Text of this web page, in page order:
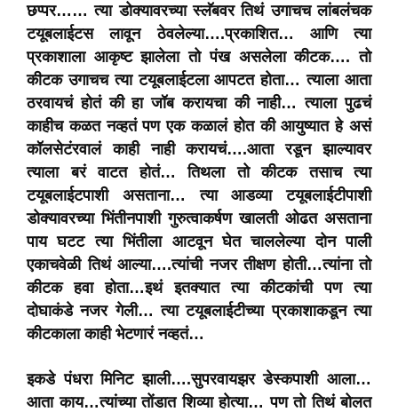
छप्पर…… त्या डोक्यावरच्या स्लॅबवर तिथं उगाचच लांबलंचक
टयूबलाईटस लावून ठेवलेल्या….प्रकाशित… आणि त्या
प्रकाशाला आकृष्ट झालेला तो पंख असलेला कीटक…. तो
कीटक उगाचच त्या टयूबलाईटला आपटत होता… त्याला आता
ठरवायचं होतं की हा जॉब करायचा की नाही… त्याला पुढचं
काहीच कळत नव्हतं पण एक कळालं होत की आयुष्यात हे असं
कॉलसेटंरवालं काही नाही करायचं….आता रडून झाल्यावर
त्याला बरं वाटत होतं… तिथला तो कीटक तसाच त्या
टयूबलाईटपाशी असताना… त्या आडव्या टयूबलाईटीपाशी
डोक्यावरच्या भिंतीनपाशी गुरुत्वाकर्षण खालती ओढत असताना
पाय घटट त्या भिंतीला आटवून घेत चाललेल्या दोन पाली
एकाचवेळी तिथं आल्या….त्यांची नजर तीक्षण होती…त्यांना तो
कीटक हवा होता…इथं इतक्यात त्या कीटकांची पण त्या
दोघाकंडे नजर गेली… त्या टयूबलाईटीच्या प्रकाशाकडून त्या
कीटकाला काही भेटणारं नव्हतं…
इकडे पंधरा मिनिट झाली….सुपरवायझर डेस्कपाशी आला…
आता काय…त्यांच्या तोंडात शिव्या होत्या… पण तो तिथं बोलत